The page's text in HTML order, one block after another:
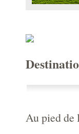
Au pied de